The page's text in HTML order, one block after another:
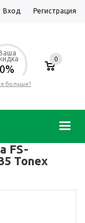
Вход Регистрация
0%
больше?
0
FS-
Tonex